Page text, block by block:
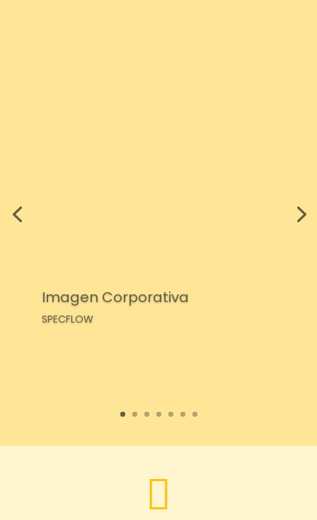
Imagen Corporativa
SPECFLOW
